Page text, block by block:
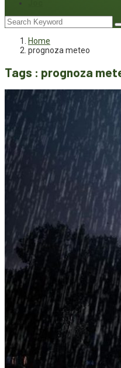
Home
prognoza meteo
Tags : prognoza